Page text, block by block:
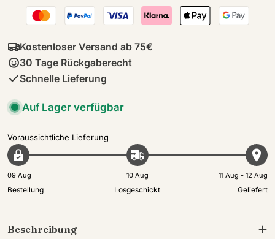
Kostenloser Versand ab 75€
30 Tage Rückgaberecht
Schnelle Lieferung
Auf Lager verfügbar
Voraussichtliche Lieferung
09 Aug
Bestellung
10 Aug
Losgeschickt
11 Aug - 12 Aug
Geliefert
Beschreibung